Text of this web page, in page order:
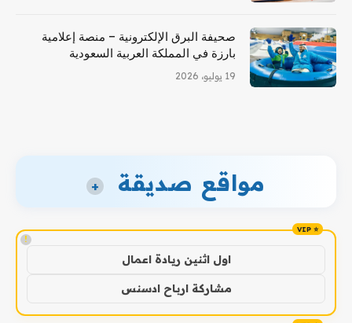
صحيفة البرق الإلكترونية – منصة إعلامية
بارزة في المملكة العربية السعودية
19 يوليو، 2026
مواقع صديقة +
!
اول اثنين ريادة اعمال
مشاركة ارباح ادسنس